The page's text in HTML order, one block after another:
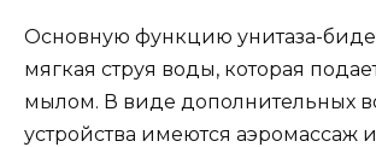
Основную функцию унитаза-
мягкая струя воды, которая
мылом. В виде дополнительных
устройства имеются аэромассаж и